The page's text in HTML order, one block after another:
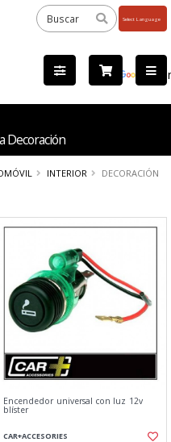
by
Decoración
INTERIOR DECORACIÓN
Encendedor universal con luz 12v
blíster
CAR+ACCESORIES